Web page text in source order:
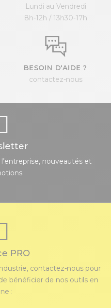
Lundi au Vendredi
8h-12h / 13h30-17h
BESOIN D'AIDE ?
contactez-nous
nouveautés et
PRO
contactez-nous pour
bénéficier de nos outils en
: